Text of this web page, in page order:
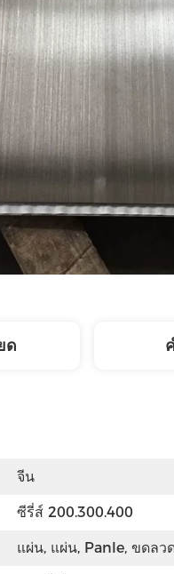
ด
จีน
ซีรี่ส์ 200.300.400
แผ่น, แผ่น, Panle, ขดลว